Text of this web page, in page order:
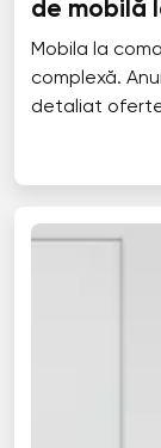
de mobilă
Mobila la
complexă.
detaliat